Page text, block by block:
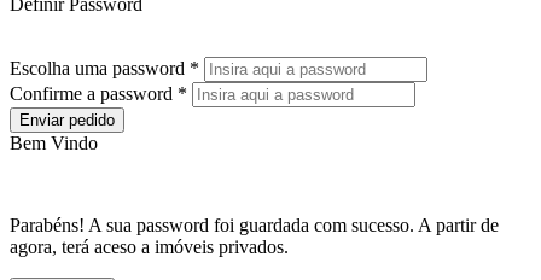
Definir Password
Escolha uma password *
Confirme a password *
Enviar pedido
Bem Vindo
Parabéns! A sua password foi guardada com sucesso. A partir de
agora, terá aceso a imóveis privados.